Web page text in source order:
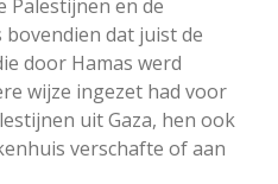
Palestijnen en de
dat juist de
door Hamas werd
wijze ingezet had voor
uit Gaza, hen ook
verschafte of aan